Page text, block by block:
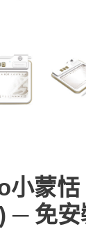
小蒙恬
─ 免安